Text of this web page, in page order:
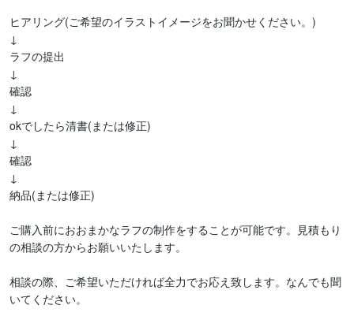
ヒアリング(ご希望のイラストイメージをお聞かせください。)
↓
ラフの提出
↓
確認
↓
okでしたら清書(または修正)
↓
確認
↓
納品(または修正)
ご購入前におおまかなラフの制作をすることが可能です。見積もり
の相談の方からお願いいたします。
相談の際、ご希望いただければ全力でお応え致します。なんでも聞
いてください。